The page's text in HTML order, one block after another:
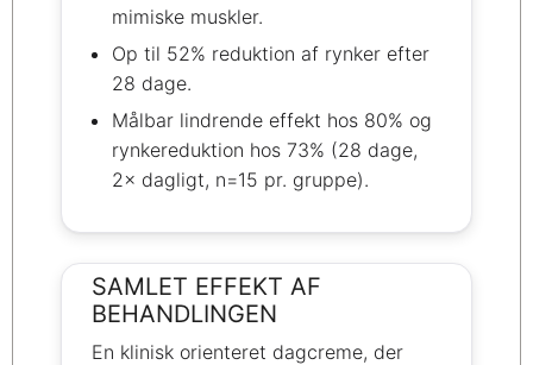
mimiske muskler.
Op til 52% reduktion af rynker efter
28 dage.
Målbar lindrende effekt hos 80% og
rynkereduktion hos 73% (28 dage,
2× dagligt, n=15 pr. gruppe).
SAMLET EFFEKT AF
BEHANDLINGEN
En klinisk orienteret dagcreme, der